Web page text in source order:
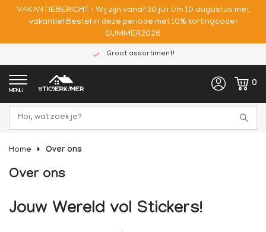
VAKANTIEBERICHT : Wij zijn vanaf 30 juli t/m 10 augustus met
vakantie! Bestel in deze periode met 10% kortingcode:
SUMMER2026
Groot assortiment!
MENU
0
Home Over ons
Over ons
Jouw Wereld vol Stickers!